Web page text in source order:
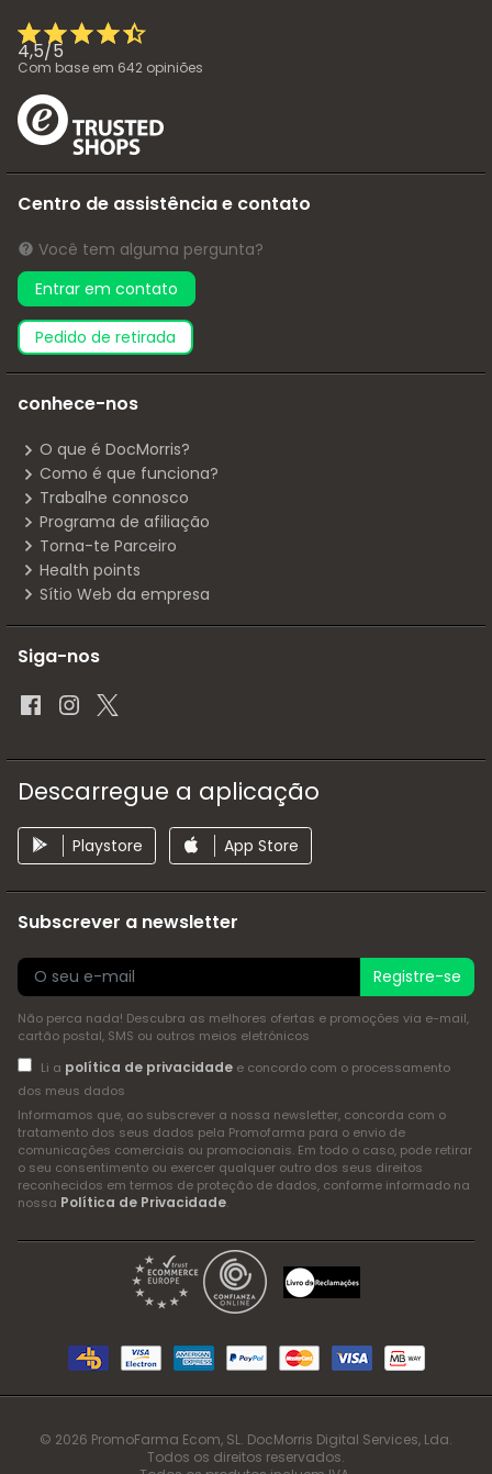
4,5/5
Com base em 642 opiniões
Centro de assistência e contato
Você tem alguma pergunta?
Entrar em contato
pedido de retirada
conhece-nos
O que é DocMorris?
Como é que funciona?
Trabalhe connosco
Programa de afiliação
Torna-te Parceiro
Health points
Sítio Web da empresa
Siga-nos
Descarregue a aplicação
Playstore App Store
Subscrever a newsletter
Registre-se
Não perca nada! Descubra as melhores ofertas e promoções via e-mail,
cartão postal, SMS ou outros meios eletrónicos
Li a política de privacidadee concordo com o processamento
dos meus dados
Informamos que, ao subscrever a nossa newsletter, concorda com o
tratamento dos seus dados pela Promofarma para o envio de
comunicações comerciais ou promocionais. Em todo o caso, pode retirar
o seu consentimento ou exercer qualquer outro dos seus direitos
reconhecidos em termos de proteção de dados, conforme informado na
nossa Política de Privacidade.
© 2026 PromoFarma Ecom, SL. DocMorris Digital Services, Lda.
Todos os direitos reservados.